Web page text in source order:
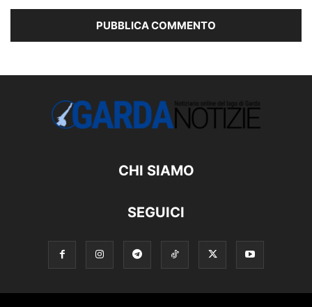
CHI SIAMO
SEGUICI